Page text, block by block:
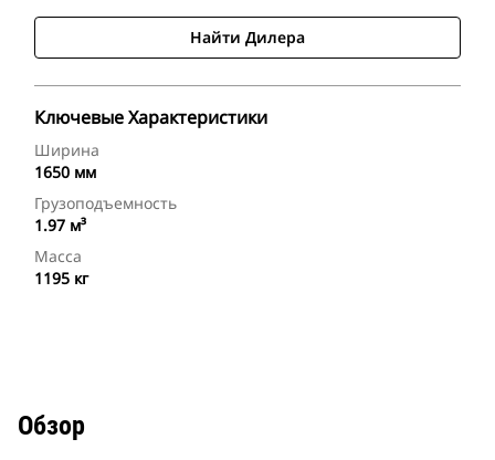
Найти Дилера
Ключевые Характеристики
Ширина
1650 мм
Грузоподъемность
1.97 м³
Масса
1195 кг
Обзор